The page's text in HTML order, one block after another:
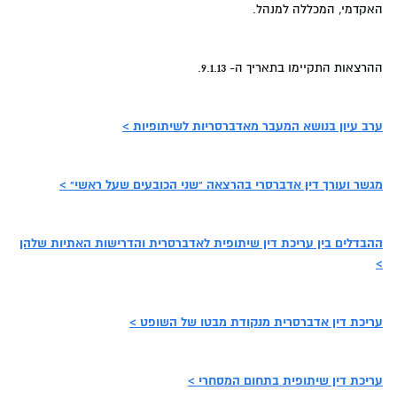
האקדמי, המכללה למנהל.
ההרצאות התקיימו בתאריך ה- 9.1.13.
ערב עיון בנושא המעבר מאדברסריות לשיתופיות >
מגשר ועורך דין אדברסרי בהרצאה "שני הכובעים שעל ראשי" >
ההבדלים בין עריכת דין שיתופית לאדברסרית והדרישות האתיות שלהן
>
עריכת דין אדברסרית מנקודת מבטו של השופט >
עריכת דין שיתופית בתחום המסחרי >